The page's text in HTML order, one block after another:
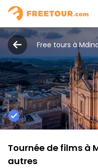
Free tours à
Tournée de films à
autres